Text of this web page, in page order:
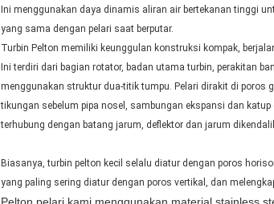
Ini menggunakan daya dinamis aliran air bertekanan tinggi
yang sama dengan pelari saat berputar.
Turbin Pelton memiliki keunggulan konstruksi kompak,
Ini terdiri dari bagian rotator, badan utama turbin, perakitan
menggunakan struktur dua-titik tumpu. Pelari dirakit di poros
tikungan sebelum pipa nosel, sambungan ekspansi dan
terhubung dengan batang jarum, deflektor dan jarum
Biasanya, turbin pelton kecil selalu diatur dengan poros
yang paling sering diatur dengan poros vertikal, dan